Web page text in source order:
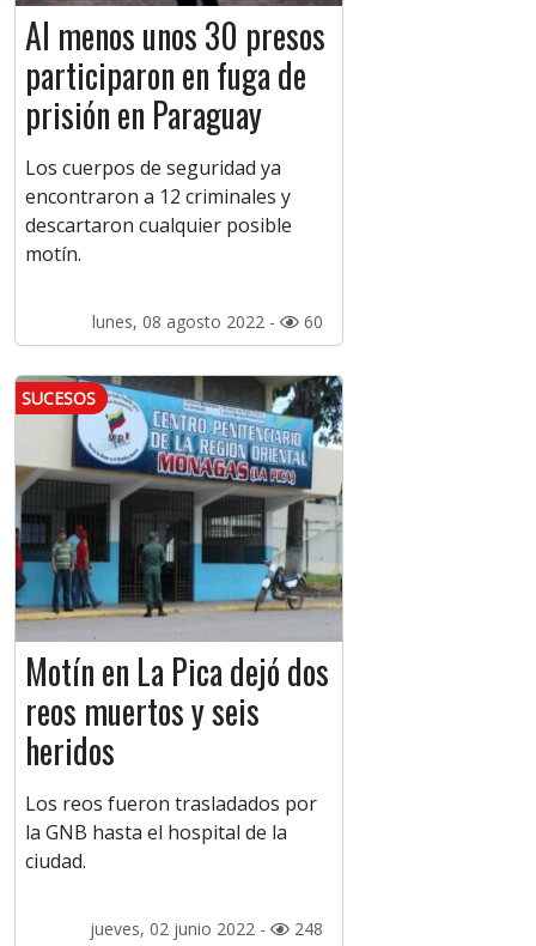
Al menos unos 30 presos
participaron en fuga de
prisión en Paraguay
Los cuerpos de seguridad ya
encontraron a 12 criminales y
descartaron cualquier posible
motín.
lunes, 08 agosto 2022 - 60
SUCESOS
Motín en La Pica dejó dos
reos muertos y seis
heridos
Los reos fueron trasladados por
la GNB hasta el hospital de la
ciudad.
jueves, 02 junio 2022 - 248